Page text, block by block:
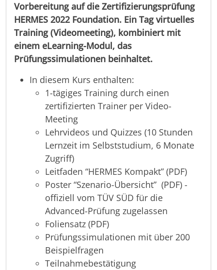
Vorbereitung auf die Zertifizierungsprüfung
HERMES 2022 Foundation. Ein Tag virtuelles
Training (Videomeeting), kombiniert mit
einem eLearning-Modul, das
Prüfungssimulationen beinhaltet.
In diesem Kurs enthalten:
1-tägiges Training durch einen
zertifizierten Trainer per Video-
Meeting
Lehrvideos und Quizzes (10 Stunden
Lernzeit im Selbststudium, 6 Monate
Zugriff)
Leitfaden “HERMES Kompakt” (PDF)
Poster “Szenario-Übersicht” (PDF) -
offiziell vom TÜV SÜD für die
Advanced-Prüfung zugelassen
Foliensatz (PDF)
Prüfungssimulationen mit über 200
Beispielfragen
Teilnahmebestätigung